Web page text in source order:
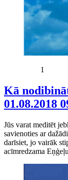
1
Kā
01.08.2018
Jūs varat meditēt
savienoties ar
darīsiet, jo vairāk
acīmredzama